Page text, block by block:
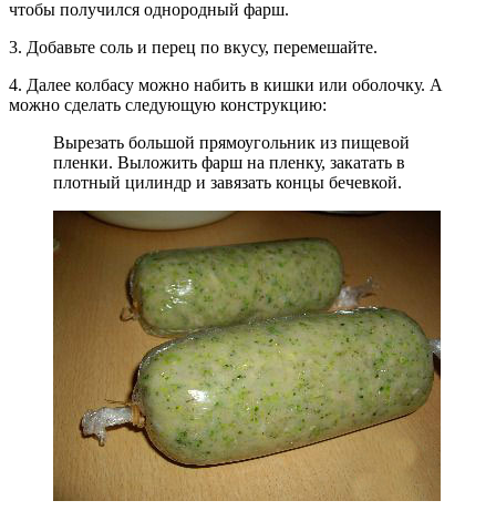
чтобы получился однородный фарш.
3. Добавьте соль и перец по вкусу, перемешайте.
4. Далее колбасу можно набить в кишки или оболочку. А
можно сделать следующую конструкцию:
Вырезать большой прямоугольник из пищевой
пленки. Выложить фарш на пленку, закатать в
плотный цилиндр и завязать концы бечевкой.